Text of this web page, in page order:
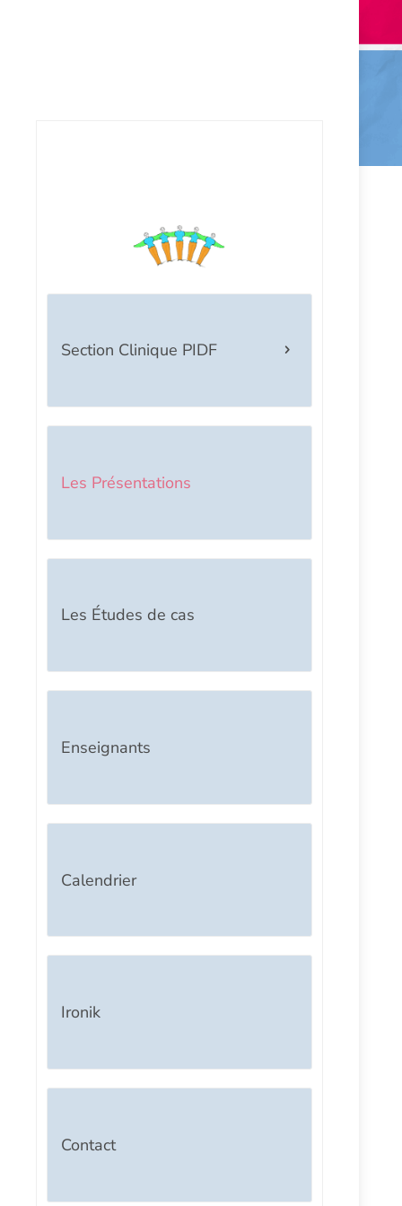
Section Clinique PIDF
Les Présentations
Les Études de cas
Enseignants
Calendrier
Ironik
Contact